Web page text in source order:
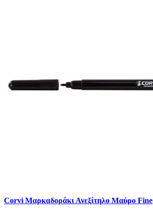
Corvi Μαρκαδοράκι Ανεξίτηλο Mαύρο Fine